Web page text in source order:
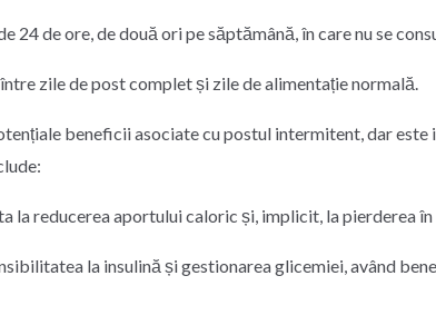
de ore, de două ori pe săptămână, în care nu se
zile de post complet și zile de alimentație normală.
beneficii asociate cu postul intermitent, dar
reducerea aportului caloric și, implicit, la pierderea
la insulină și gestionarea glicemiei, având